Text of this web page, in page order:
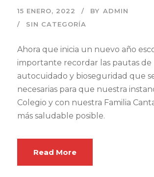
15 ENERO, 2022 BY ADMIN
SIN CATEGORÍA
Ahora que inicia un nuevo año
importante recordar las pautas de
autocuidado y bioseguridad que
necesarias para que nuestra
Colegio y con nuestra Familia
más saludable posible.
Read More